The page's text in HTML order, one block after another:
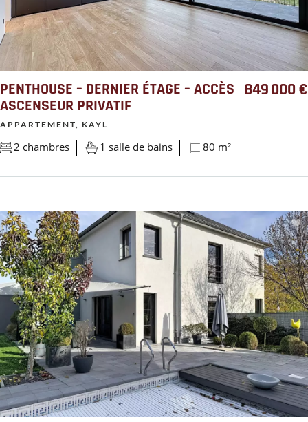
PENTHOUSE – DERNIER ÉTAGE – ACCÈS
ASCENSEUR PRIVATIF
849 000 €
APPARTEMENT, KAYL
2 chambres 1 salle de bains 80 m²